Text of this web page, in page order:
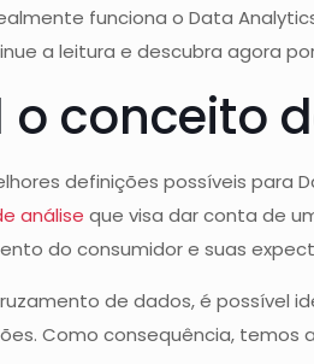
funciona o Data
a leitura e descubra agora
o conceito
definições possíveis para
análiseque visa dar conta de
do consumidor e suas
de dados, é possível
Como consequência, temos